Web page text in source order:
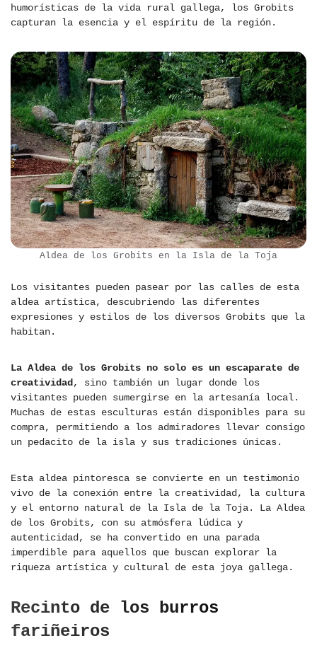
humorísticas de la vida rural gallega, los Grobits
capturan la esencia y el espíritu de la región.
Aldea de los Grobits en la Isla de la Toja
Los visitantes pueden pasear por las calles de esta
aldea artística, descubriendo las diferentes
expresiones y estilos de los diversos Grobits que la
habitan.
La Aldea de los Grobits no solo es un escaparate de
creatividad, sino también un lugar donde los
visitantes pueden sumergirse en la artesanía local.
Muchas de estas esculturas están disponibles para su
compra, permitiendo a los admiradores llevar consigo
un pedacito de la isla y sus tradiciones únicas.
Esta aldea pintoresca se convierte en un testimonio
vivo de la conexión entre la creatividad, la cultura
y el entorno natural de la Isla de la Toja. La Aldea
de los Grobits, con su atmósfera lúdica y
autenticidad, se ha convertido en una parada
imperdible para aquellos que buscan explorar la
riqueza artística y cultural de esta joya gallega.
Recinto de los burros
fariñeiros